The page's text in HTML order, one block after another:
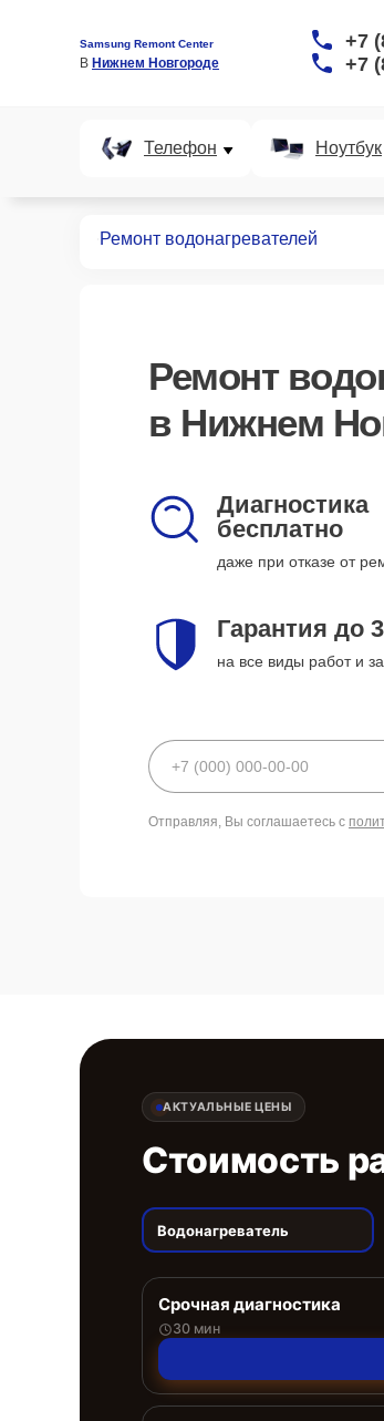
Samsung Remont Center
В Нижнем Новгороде
+7
+7
Телефон Ноутбук
Ремонт водонагревателей
Ремонт
в Нижнем
Диагностика
бесплатно
даже при отказе от
Гарантия до
на все виды работ и
Отправляя, Вы соглашаетесь с
АКТУАЛЬНЫЕ ЦЕНЫ
Стоимость
Водонагреватель
Срочная диагностика
30 мин